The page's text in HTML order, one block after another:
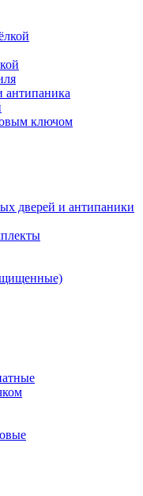
ключом
дверей и антипаники